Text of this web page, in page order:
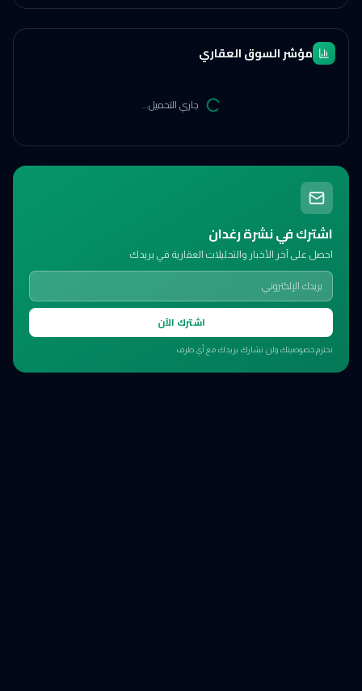
مؤشر السوق العقاري
جاري التحميل...
اشترك في نشرة رغدان
احصل على آخر الأخبار والتحليلات العقارية في بريدك
اشترك الآن
نحترم خصوصيتك ولن نشارك بريدك مع أي طرف